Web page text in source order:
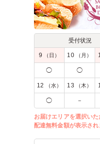
受付状況
9 （日） 10 （月）
◯ ◯
12 （水） 13 （木）
◯ －
お届けエリアを選択いた
配達無料金額が表示され